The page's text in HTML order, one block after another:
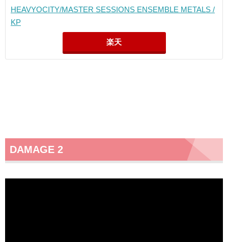
HEAVYOCITY/MASTER SESSIONS ENSEMBLE METALS /
KP
楽天
DAMAGE 2